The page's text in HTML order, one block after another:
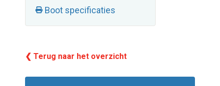
Boot specificaties
❮ Terug naar het overzicht